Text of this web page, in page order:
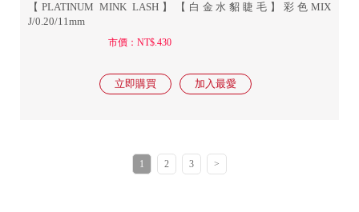
【PLATINUM MINK LASH】【白金水貂睫毛】彩色MIX
J/0.20/11mm
市價：NT$.430
1 2 3 >